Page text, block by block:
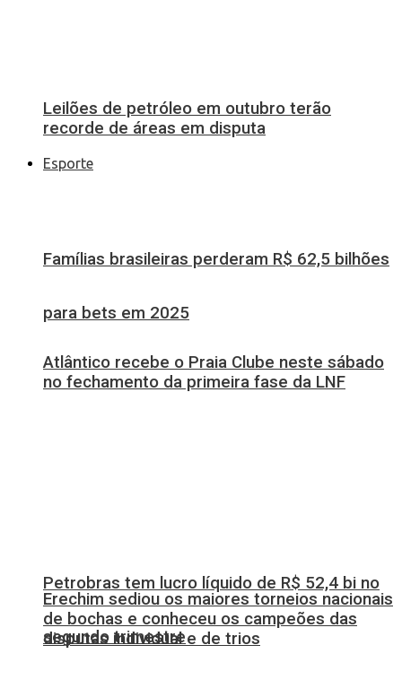
Famílias brasileiras perderam R$ 62,5 bilhões
para bets em 2025
Petrobras tem lucro líquido de R$ 52,4 bi no
segundo trimestre
Leilões de petróleo em outubro terão
recorde de áreas em disputa
Esporte
Atlântico recebe o Praia Clube neste sábado
no fechamento da primeira fase da LNF
Erechim sediou os maiores torneios nacionais
de bochas e conheceu os campeões das
disputas individual e de trios